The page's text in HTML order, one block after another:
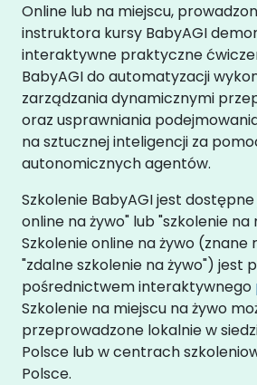
Online lub na miejscu,
instruktora kursy BabyAGI
interaktywne praktyczne
BabyAGI do automatyzacji
zarządzania dynamicznymi
oraz usprawniania
na sztucznej inteligencji za
autonomicznych agentów.
Szkolenie BabyAGI jest
online na żywo" lub "szkolenie na
Szkolenie online na żywo (znane
"zdalne szkolenie na żywo") jest
pośrednictwem interaktywnego
Szkolenie na miejscu na żywo
przeprowadzone lokalnie w
Polsce lub w centrach
Polsce.